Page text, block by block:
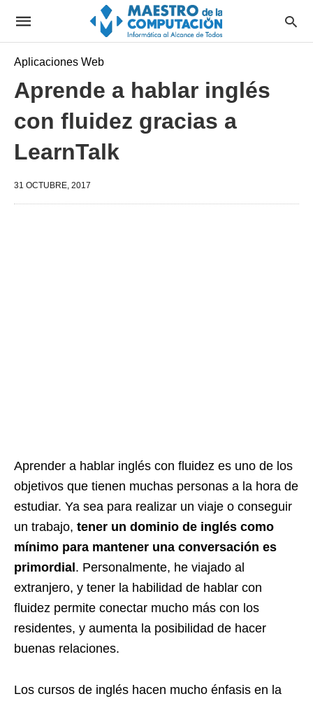
Aplicaciones Web
Aprende a hablar inglés
con fluidez gracias a
LearnTalk
31 OCTUBRE, 2017
Aprender a hablar inglés con fluidez es uno de los
objetivos que tienen muchas personas a la hora de
estudiar. Ya sea para realizar un viaje o conseguir
un trabajo, tener un dominio de inglés como
mínimo para mantener una conversación es
primordial . Personalmente, he viajado al
extranjero, y tener la habilidad de hablar con
fluidez permite conectar mucho más con los
residentes, y aumenta la posibilidad de hacer
buenas relaciones.
Los cursos de inglés hacen mucho énfasis en la